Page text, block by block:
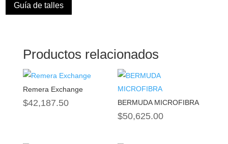
Guía de talles
Productos relacionados
Remera Exchange
$42,187.50 BERMUDA MICROFIBRA
$50,625.00